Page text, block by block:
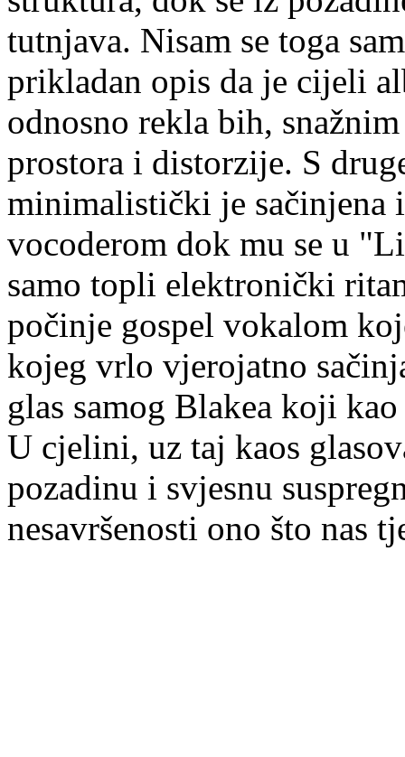
tutnjava. Nisam se toga
prikladan opis da je cijeli
odnosno rekla bih,
prostora i distorzije. S
minimalistički je sačinjena
vocoderom dok mu se u
samo topli elektronički
počinje gospel vokalom
kojeg vrlo vjerojatno
glas samog Blakea koji
U cjelini, uz taj kaos
pozadinu i svjesnu
nesavršenosti ono što nas